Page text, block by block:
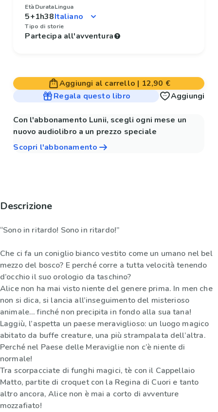
Età
5+
Durata
1h38
Lingua
Tipo di storie
Partecipa all'avventura
Aggiungi al carrello | 12,90 €
Regala questo libro
Aggiungi
Con l'abbonamento Lunii, scegli ogni mese un
nuovo audiolibro a un prezzo speciale
Scopri l'abbonamento
Descrizione
“Sono in ritardo! Sono in ritardo!”
Che ci fa un coniglio bianco vestito come un umano nel bel
mezzo del bosco? E perché corre a tutta velocità tenendo
d’occhio il suo orologio da taschino?
Alice non ha mai visto niente del genere prima. In men che
non si dica, si lancia all’inseguimento del misterioso
animale… finché non precipita in fondo alla sua tana!
Laggiù, l’aspetta un paese meraviglioso: un luogo magico
abitato da buffe creature, una più strampalata dell’altra.
Perché nel Paese delle Meraviglie non c’è niente di
normale!
Tra scorpacciate di funghi magici, tè con il Cappellaio
Matto, partite di croquet con la Regina di Cuori e tanto
altro ancora, Alice non è mai a corto di avventure
mozzafiato!